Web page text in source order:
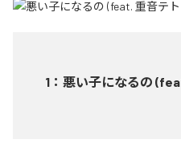
1 ： 悪い子になるの